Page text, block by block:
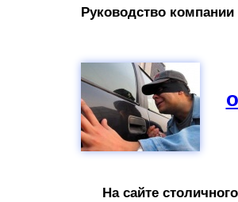
Руководство
На сайте